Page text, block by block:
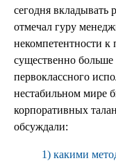
сегодня
отмечал гуру
некомпетентности к
существенно
первоклассного
нестабильном мире
корпоративных
обсуждали:
1) какими